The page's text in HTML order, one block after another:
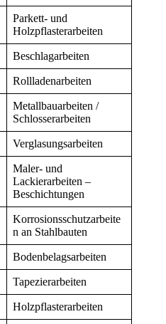
Parkett- und
Holzpflasterarbeiten
Beschlagarbeiten
Rollladenarbeiten
Metallbauarbeiten /
Schlosserarbeiten
Verglasungsarbeiten
Maler- und
Lackierarbeiten –
Beschichtungen
Korrosionsschutzarbeite
n an Stahlbauten
Bodenbelagsarbeiten
Tapezierarbeiten
Holzpflasterarbeiten